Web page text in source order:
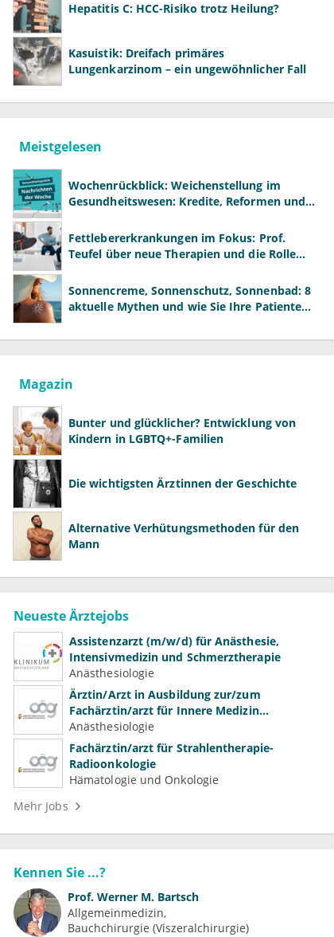
Hepatitis C: HCC-Risiko trotz Heilung?
Kasuistik: Dreifach primäres
Lungenkarzinom – ein ungewöhnlicher Fall
Meistgelesen
Wochenrückblick: Weichenstellung im
Gesundheitswesen: Kredite, Reformen und
Fettlebererkrankungen im Fokus: Prof.
Teufel über neue Therapien und die Rolle
Sonnencreme, Sonnenschutz, Sonnenbad: 8
aktuelle Mythen und wie Sie Ihre Patienten
Magazin
Bunter und glücklicher? Entwicklung von
Kindern in LGBTQ+-Familien
Die wichtigsten Ärztinnen der Geschichte
Alternative Verhütungsmethoden für den
Mann
Neueste Ärztejobs
Assistenzarzt (m/w/d) für Anästhesie,
Intensivmedizin und Schmerztherapie
Anästhesiologie
Ärztin/Arzt in Ausbildung zur/zum
Fachärztin/arzt für Innere Medizin
(Kardiologie, Nephrologie, Intensivmedizin)
Anästhesiologie
Fachärztin/arzt für Strahlentherapie-
Radioonkologie
Hämatologie und Onkologie
Mehr Jobs
Kennen Sie ...?
Prof. Werner M. Bartsch
Allgemeinmedizin
Bauchchirurgie (Viszeralchirurgie)